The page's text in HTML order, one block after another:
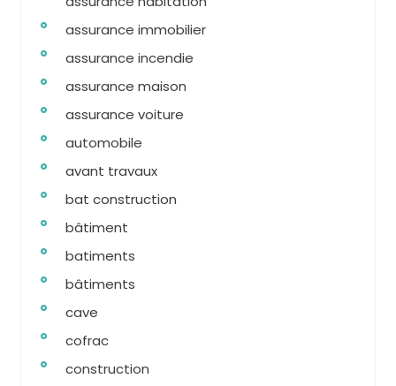
assurance immobilier
assurance incendie
assurance maison
assurance voiture
automobile
avant travaux
bat construction
bâtiment
batiments
bâtiments
cave
cofrac
construction